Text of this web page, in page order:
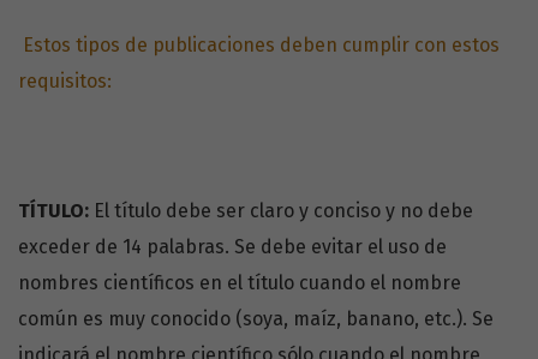
Estos tipos de publicaciones deben cumplir con estos
requisitos:
TÍTULO: El título debe ser claro y conciso y no debe
exceder de 14 palabras. Se debe evitar el uso de
nombres científicos en el título cuando el nombre
común es muy cono­cido (soya, maíz, banano, etc.). Se